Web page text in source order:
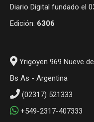
Diario Digital fundado el
Edición: 6306
Yrigoyen 969 Nueve
Bs As - Argentina
(02317) 521333
+549-2317-407333